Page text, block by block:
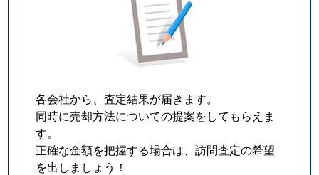
各会社から、査定結果が届きます。
同時に売却方法についての提案をしてもらえま
す。
正確な金額を把握する場合は、訪問査定の希望
を出しましょう！